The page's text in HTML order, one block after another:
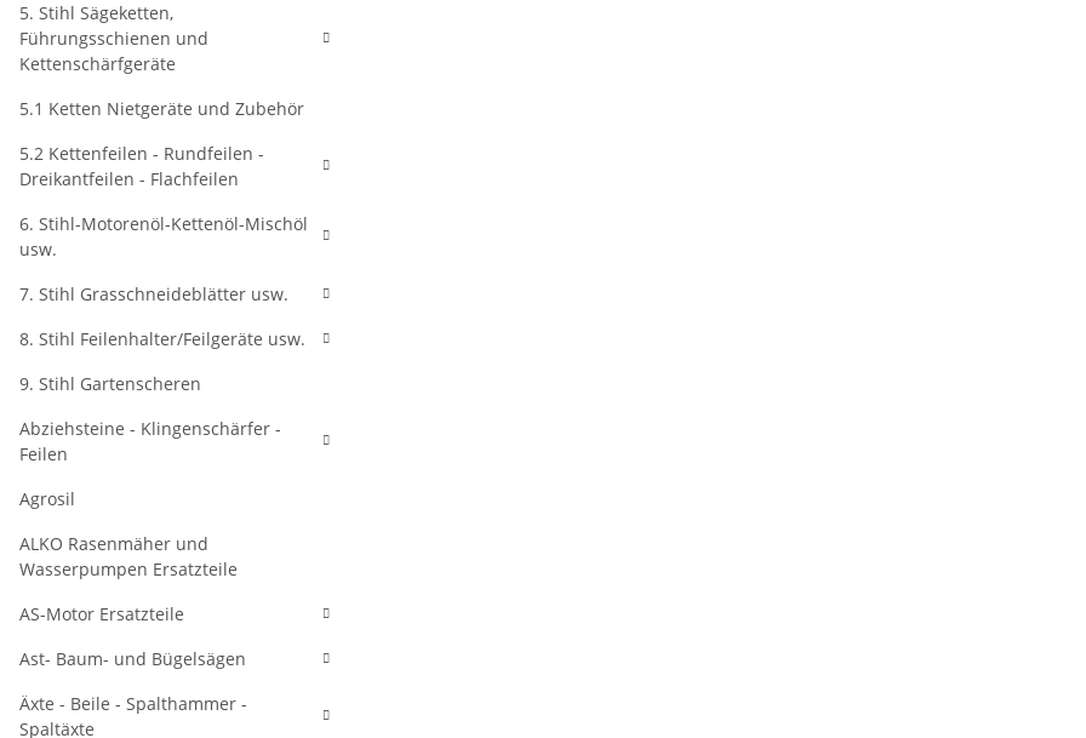
5. Stihl Sägeketten,
Führungsschienen und
Kettenschärfgeräte
5.1 Ketten Nietgeräte und Zubehör
5.2 Kettenfeilen - Rundfeilen -
Dreikantfeilen - Flachfeilen
6. Stihl-Motorenöl-Kettenöl-Mischöl
usw.
7. Stihl Grasschneideblätter usw.
8. Stihl Feilenhalter/Feilgeräte usw.
9. Stihl Gartenscheren
Abziehsteine - Klingenschärfer -
Feilen
Agrosil
ALKO Rasenmäher und
Wasserpumpen Ersatzteile
AS-Motor Ersatzteile
Ast- Baum- und Bügelsägen
Äxte - Beile - Spalthammer -
Spaltäxte